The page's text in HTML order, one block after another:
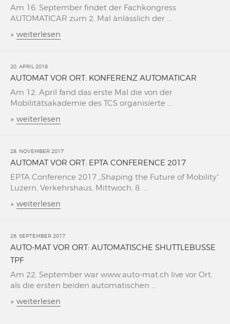
Am 16. September findet der Fachkongress
AUTOMATICAR zum 2. Mal änlässlich der ...
» weiterlesen
20. APRIL 2018
AUTOMAT VOR ORT: KONFERENZ AUTOMATICAR
Am 12. April fand das erste Mal die von der
Mobilitätsakademie des TCS organisierte ...
» weiterlesen
28. NOVEMBER 2017
AUTOMAT VOR ORT: EPTA CONFERENCE 2017
EPTA Conference 2017 „Shaping the Future of Mobility“
Luzern, Verkehrshaus, Mittwoch, 8. ...
» weiterlesen
26. SEPTEMBER 2017
AUTO-MAT VOR ORT: AUTOMATISCHE SHUTTLEBUSSE
TPF
Am 22. September war www.auto-mat.ch live vor Ort,
als die ersten beiden automatischen ...
» weiterlesen